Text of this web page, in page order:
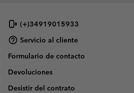
(+)34919015933
Servicio al cliente
Formulario de contacto
Devoluciones
Desistir del contrato